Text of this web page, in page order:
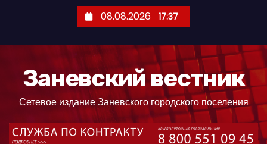
08.08.2026 17:37
Заневский вестник
Сетевое издание Заневского городского поселения